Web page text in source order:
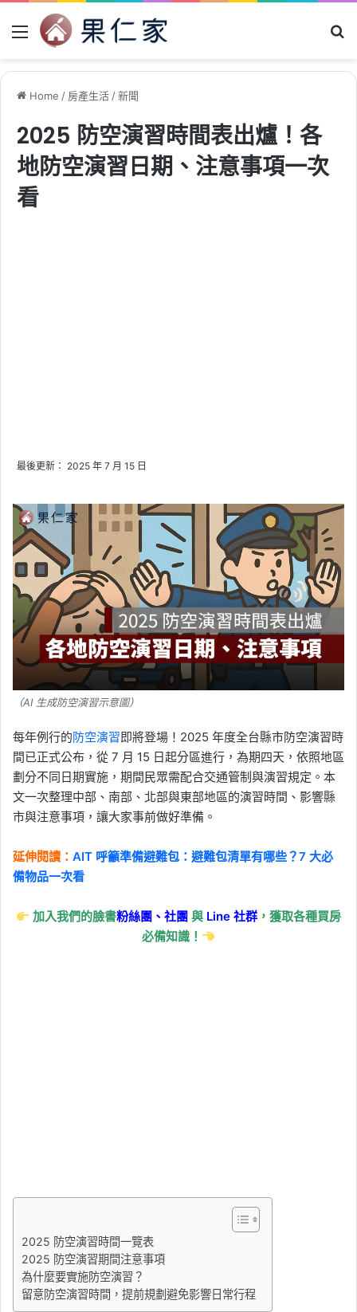
Menu
Home / 房產生活/新聞
2025 防空演習時間表出爐！各
地防空演習日期、注意事項一次
看
最後更新： 2025 年 7 月 15 日
（AI 生成防空演習示意圖）
每年例行的防空演習即將登場！2025 年度全台縣市防空演習時
間已正式公布，從 7 月 15 日起分區進行，為期四天，依照地區
劃分不同日期實施，期間民眾需配合交通管制與演習規定。本
文一次整理中部、南部、北部與東部地區的演習時間、影響縣
市與注意事項，讓大家事前做好準備。
延伸閱讀： AIT 呼籲準備避難包：避難包清單有哪些？7 大必
備物品一次看
加入我們的臉書粉絲團、社團與 Line社群 ，獲取各種買房
必備知識！
2025 防空演習時間一覽表
2025 防空演習期間注意事項
為什麼要實施防空演習？
留意防空演習時間，提前規劃避免影響日常行程